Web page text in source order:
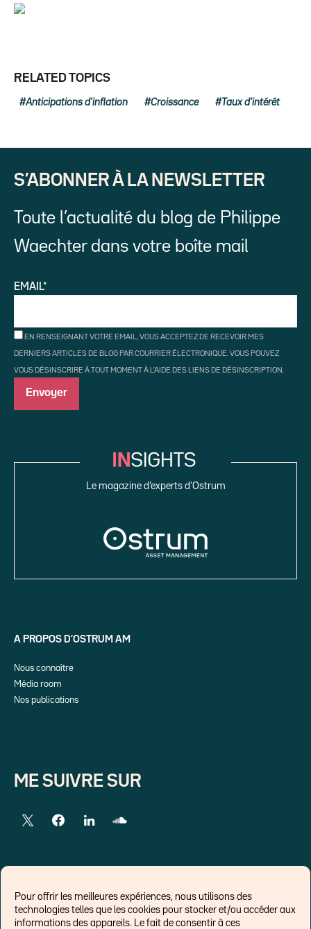
Pour offrir les meilleures expériences, nous utilisons des
technologies telles que les cookies pour stocker et/ou accéder aux
informations des appareils. Le fait de consentir à ces
RELATED TOPICS
Anticipations d'inflation Croissance Taux d'intérêt
S’ABONNER À LA NEWSLETTER
Toute l’actualité du blog de Philippe
Waechter dans votre boîte mail
EMAIL*
EN RENSEIGNANT VOTRE EMAIL, VOUS ACCEPTEZ DE RECEVOIR MES
DERNIERS ARTICLES DE BLOG PAR COURRIER ÉLECTRONIQUE. VOUS POUVEZ
VOUS DÉSINSCRIRE À TOUT MOMENT À L'AIDE DES LIENS DE DÉSINSCRIPTION.
Le magazine d’experts d’Ostrum
A PROPOS D’OSTRUM AM
Nous connaître
Média room
Nos publications
ME SUIVRE SUR
LIENS EXTERNES
Chroniques pour Forbes